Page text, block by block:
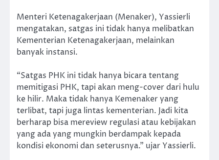
Menteri Ketenagakerjaan (Menaker), Yassierli
mengatakan, satgas ini tidak hanya melibatkan
Kementerian Ketenagakerjaan, melainkan
banyak instansi.
“Satgas PHK ini tidak hanya bicara tentang
memitigasi PHK, tapi akan meng-cover dari hulu
ke hilir. Maka tidak hanya Kemenaker yang
terlibat, tapi juga lintas kementerian. Jadi kita
berharap bisa mereview regulasi atau kebijakan
yang ada yang mungkin berdampak kepada
kondisi ekonomi dan seterusnya.” ujar Yassierli.